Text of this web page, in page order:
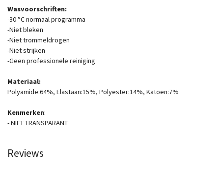
Wasvoorschriften:
-30 °C normaal programma
-Niet bleken
-Niet trommeldrogen
-Niet strijken
-Geen professionele reiniging
Materiaal:
Polyamide:64%, Elastaan:15%, Polyester:14%, Katoen:7%
Kenmerken:
- NIET TRANSPARANT
Reviews